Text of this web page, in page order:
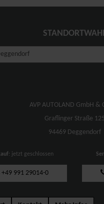
AVP AUTOLAND GmbH &
Graflinger Straße 125
94469 Deggendorf
: jetzt geschlossen
+49 991 29014-0